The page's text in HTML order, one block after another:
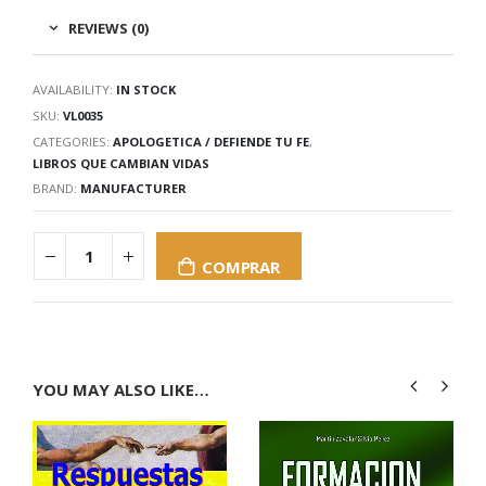
REVIEWS (0)
AVAILABILITY: IN STOCK
SKU: VL0035
CATEGORIES: APOLOGETICA / DEFIENDE TU FE,
LIBROS QUE CAMBIAN VIDAS
BRAND: MANUFACTURER
COMPRAR
YOU MAY ALSO LIKE…